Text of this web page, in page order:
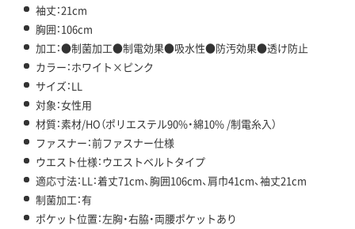
袖丈：21cm
胸囲：106cm
加工：●制菌加工●制電効果●吸水性●防汚効果●透け防止
カラー：ホワイト×ピンク
サイズ：LL
対象：女性用
材質：素材/HO（ポリエステル90%・綿10% /制電糸入）
ファスナー：前ファスナー仕様
ウエスト仕様：ウエストベルトタイプ
適応寸法：LL：着丈71cm、胸囲106cm、肩巾41cm、袖丈21cm
制菌加工：有
ポケット位置：左胸・右脇・両腰ポケットあり